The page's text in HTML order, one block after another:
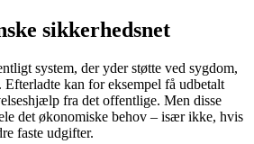
sikkerhedsnet
system, der yder støtte ved sygdom,
Efterladte kan for eksempel få udbetalt
fra det offentlige. Men disse
det økonomiske behov – især ikke, hvis
faste udgifter.